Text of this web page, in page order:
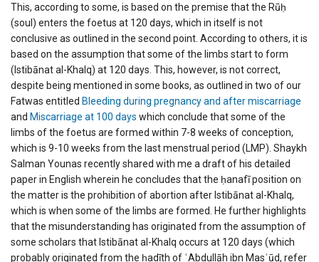
This, according to some, is based on the premise that the Rūḥ
(soul) enters the foetus at 120 days, which in itself is not
conclusive as outlined in the second point. According to others, it is
based on the assumption that some of the limbs start to form
(Istibānat al-Khalq) at 120 days. This, however, is not correct,
despite being mentioned in some books, as outlined in two of our
Fatwas entitled Bleeding during pregnancy and after miscarriage
and Miscarriage at 100 days which conclude that some of the
limbs of the foetus are formed within 7-8 weeks of conception,
which is 9-10 weeks from the last menstrual period (LMP). Shaykh
Salman Younas recently shared with me a draft of his detailed
paper in English wherein he concludes that the ḥanafī position on
the matter is the prohibition of abortion after Istibānat al-Khalq,
which is when some of the limbs are formed. He further highlights
that the misunderstanding has originated from the assumption of
some scholars that Istibānat al-Khalq occurs at 120 days (which
probably originated from the ḥadīth of ʿAbdullāh ibn Masʿūd, refer